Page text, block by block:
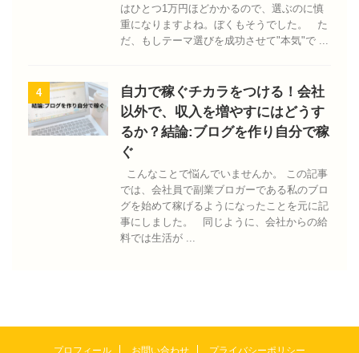
はひとつ1万円ほどかかるので、選ぶのに慎
重になりますよね。ぼくもそうでした。 た
だ、もしテーマ選びを成功させて"本気"で ...
4
自力で稼ぐチカラをつける！会社
以外で、収入を増やすにはどうす
るか？結論:ブログを作り自分で稼
ぐ
こんなことで悩んでいませんか。 この記事
では、会社員で副業ブロガーである私のブロ
グを始めて稼げるようになったことを元に記
事にしました。 同じように、会社からの給
料では生活が ...
プロフィール お問い合わせ プライバシーポリシー